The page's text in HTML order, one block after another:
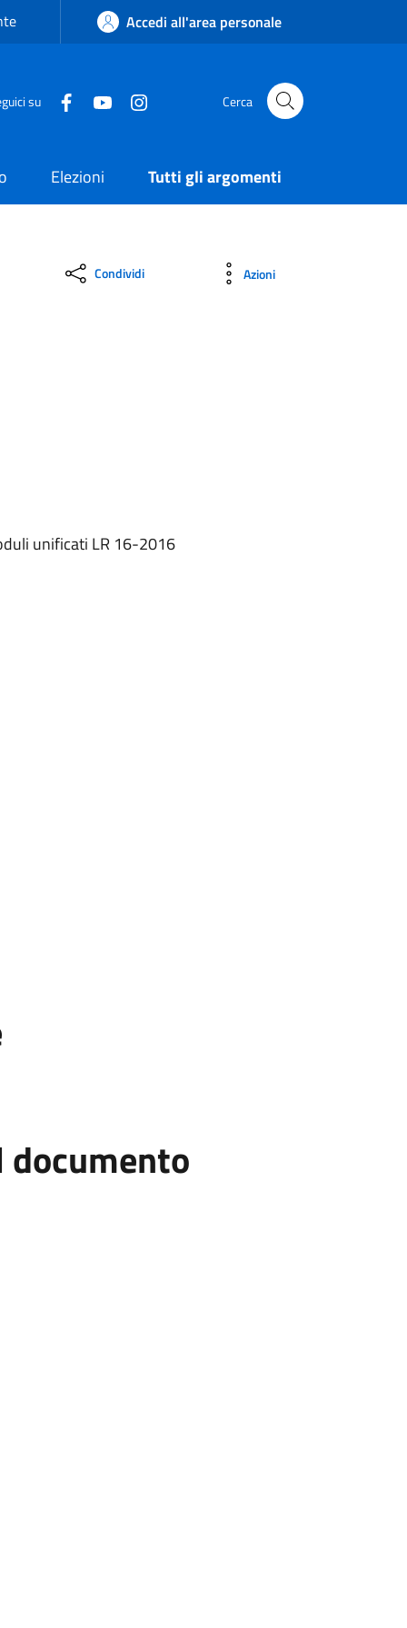
Accedi all'area personale
su Cerca
Elezioni Tutti gli argomenti
Condividi Azioni
unificati LR 16-2016